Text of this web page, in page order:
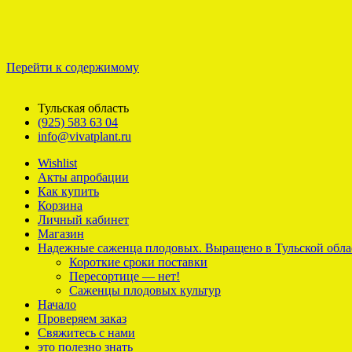
Перейти к содержимому
Тульская область
(925) 583 63 04
info@vivatplant.ru
Wishlist
Акты апробации
Как купить
Корзина
Личный кабинет
Магазин
Надежные саженца плодовых. Выращено в Тульской
Короткие сроки поставки
Пересортице — нет!
Саженцы плодовых культур
Начало
Проверяем заказ
Свяжитесь с нами
это полезно знать